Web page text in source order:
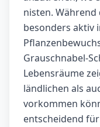
nisten.
besonders aktiv
Grauschnabel-
Lebensräume
ländlichen als
vorkommen
entscheidend